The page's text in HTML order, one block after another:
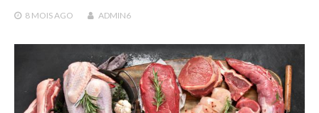
8 MOISAGO ADMIN6